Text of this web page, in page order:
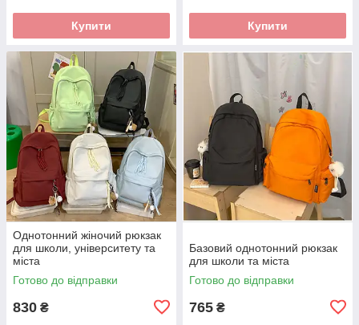
Купити Купити
Однотонний жіночий рюкзак
для школи, університету та
міста
Готово до відправки
830 ₴
Базовий однотонний рюкзак
для школи та міста
Готово до відправки
765 ₴